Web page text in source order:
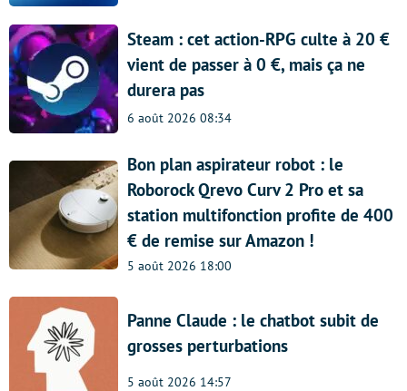
Steam : cet action-RPG culte à 20 €
vient de passer à 0 €, mais ça ne
durera pas
6 août 2026 08:34
Bon plan aspirateur robot : le
Roborock Qrevo Curv 2 Pro et sa
station multifonction profite de 400
€ de remise sur Amazon !
5 août 2026 18:00
Panne Claude : le chatbot subit de
grosses perturbations
5 août 2026 14:57